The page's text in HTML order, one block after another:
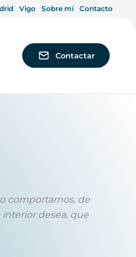
Vigo Sobre mí Contacto
Contactar
comportarnos, de
desea, que